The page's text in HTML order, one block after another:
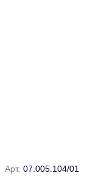
Арт. 07.005.104/01